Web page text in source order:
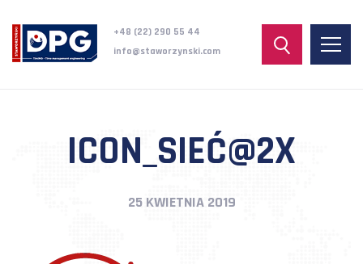
+48 (22) 290 55 44
info@staworzynski.com
ICON_SIEĆ@2X
25 KWIETNIA 2019